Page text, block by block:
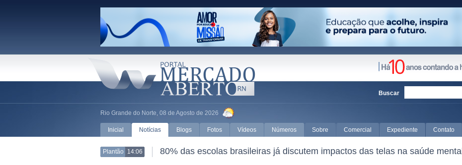
Rio Grande do Norte, 08 de Agosto de 2026
Buscar
Inicial Notícias Blogs Fotos Vídeos Números Sobre Comercial Expediente Contato
Plantão 14:06 80% das escolas brasileiras já discutem impactos das telas na saúde mental